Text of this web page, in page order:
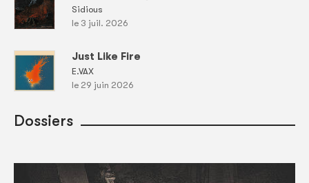
Sidious
le 3 juil. 2026
Just Like Fire
E.VAX
le 29 juin 2026
Dossiers